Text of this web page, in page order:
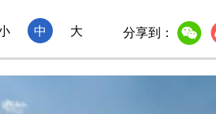
中 大 分享到：